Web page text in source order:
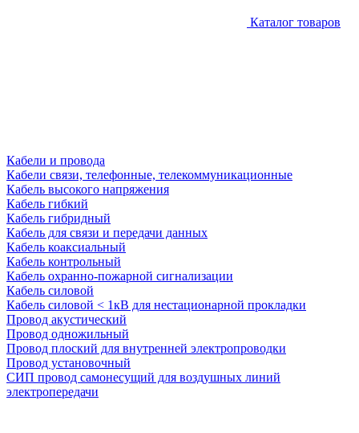
Каталог товаров
Кабели и провода
Кабели связи, телефонные, телекоммуникационные
Кабель высокого напряжения
Кабель гибкий
Кабель гибридный
Кабель для связи и передачи данных
Кабель коаксиальный
Кабель контрольный
Кабель охранно-пожарной сигнализации
Кабель силовой
Кабель силовой < 1кВ для нестационарной прокладки
Провод акустический
Провод одножильный
Провод плоский для внутренней электропроводки
Провод установочный
СИП провод самонесущий для воздушных линий
электропередачи